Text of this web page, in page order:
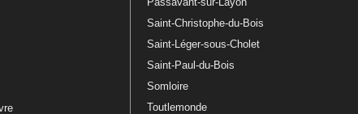
Saint-Christophe-du-Bois
Saint-Léger-sous-Cholet
Saint-Paul-du-Bois
Somloire
Toutlemonde